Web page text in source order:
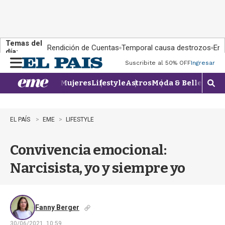
Temas del
día:
Rendición de Cuentas Temporal causa destrozos En
Suscribite al 50% OFFIngresar
MujeresLifestyleAstrosModa & BellezaM
o
EL PAÍS EME LIFESTYLE
Convivencia emocional:
Narcisista, yo y siempre yo
Fanny Berger
30/06/2021, 10:59